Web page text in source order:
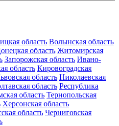
область Волынская область
область Житомирская
Запорожская область Ивано-
область Кировоградская
область Николаевская
область Республика
область Тернопольская
Херсонская область
область Черниговская